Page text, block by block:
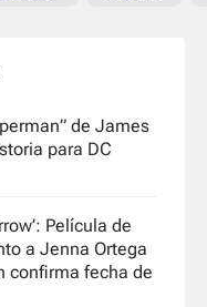
de James
para DC
Película de
a Jenna Ortega
confirma fecha de